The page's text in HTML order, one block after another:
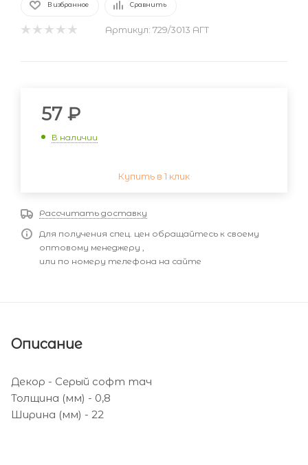
В избранное Сравнить
Артикул: 729/3013 АГТ
57 ₽
В наличии
Купить в 1 клик
Рассчитать доставку
Для получения спец. цен обращайтесь к своему
оптовому менеджеру ,
или по номеру телефона на сайте
Описание
Декор - Серый софт тач
Толщина (мм) - 0,8
Ширина (мм) - 22